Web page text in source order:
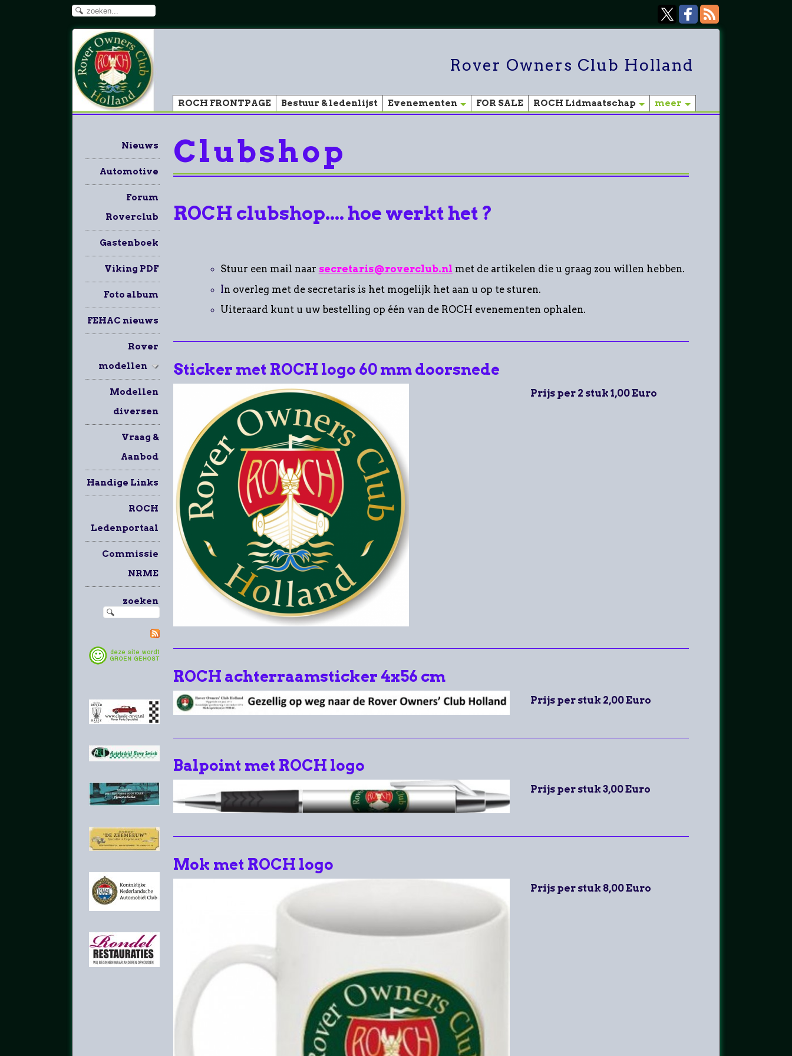
Rover Owners Club Holland
ROCH FRONTPAGE Bestuur & ledenlijst Evenementen FOR SALE ROCH Lidmaatschap meer
Nieuws
Automotive
Forum
Roverclub
Gastenboek
Viking PDF
Foto album
FEHAC nieuws
Rover
modellen
Modellen
diversen
Vraag &
Aanbod
Handige Links
ROCH
Ledenportaal
Commissie
NRME
zoeken
Clubshop
ROCH clubshop.... hoe werkt het ?
Stuur een mail naar secretaris@roverclub.nl met de artikelen die u graag zou willen hebben.
In overleg met de secretaris is het mogelijk het aan u op te sturen.
Uiteraard kunt u uw bestelling op één van de ROCH evenementen ophalen.
Sticker met ROCH logo 60 mm doorsnede
Prijs per 2 stuk 1,00 Euro
ROCH achterraamsticker 4x56 cm
Prijs per stuk 2,00 Euro
Balpoint met ROCH logo
Prijs per stuk 3,00 Euro
Mok met ROCH logo
Prijs per stuk 8,00 Euro